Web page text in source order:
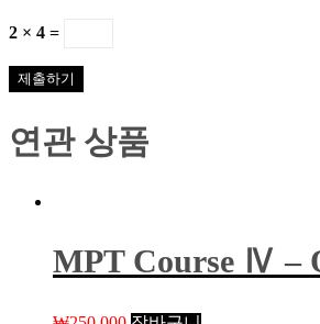
2 × 4 =
연관 상품
MPT Course Ⅳ –